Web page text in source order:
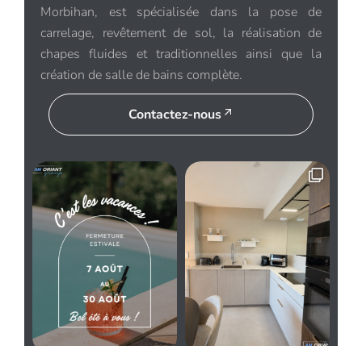
Morbihan, est spécialisée dans la pose de
carrelage, revêtement de sol, la réalisation de
chapes fluides et traditionnelles ainsi que la
création de salle de bains complète.
Contactez-nous